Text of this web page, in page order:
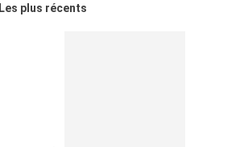
Les plus récents